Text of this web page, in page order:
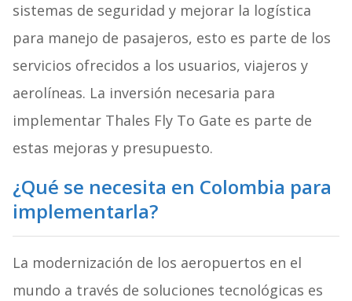
sistemas de seguridad y mejorar la logística
para manejo de pasajeros, esto es parte de los
servicios ofrecidos a los usuarios, viajeros y
aerolíneas. La inversión necesaria para
implementar Thales Fly To Gate es parte de
estas mejoras y presupuesto.
¿Qué se necesita en Colombia para
implementarla?
La modernización de los aeropuertos en el
mundo a través de soluciones tecnológicas es